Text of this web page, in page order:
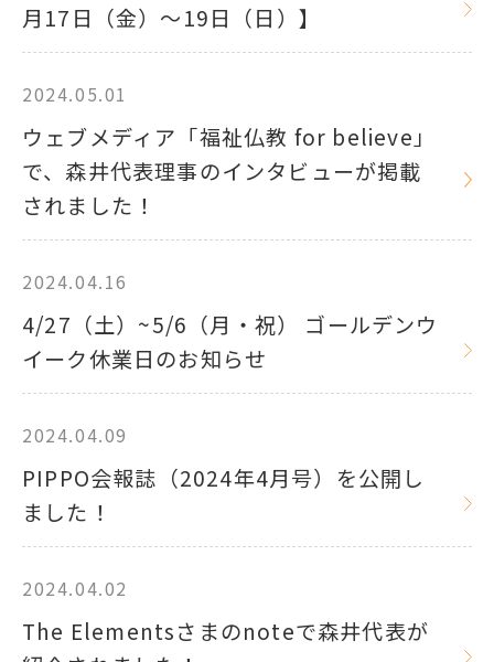
月17日（金）～19日（日）】
2024.05.01
ウェブメディア「福祉仏教 for believe」
で、森井代表理事のインタビューが掲載
されました！
2024.04.16
4/27（土）~5/6（月・祝） ゴールデンウ
イーク休業日のお知らせ
2024.04.09
PIPPO会報誌（2024年4月号）を公開し
ました！
2024.04.02
The Elementsさまのnoteで森井代表が